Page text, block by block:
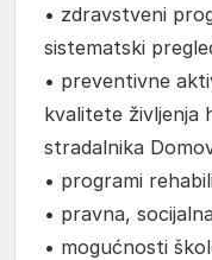
• zdravstveni
sistematski
• preventivne
kvalitete življenja
stradalnika
• programi
• pravna,
• mogućnosti